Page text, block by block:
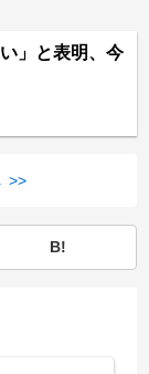
」と表明、今
>>
B!